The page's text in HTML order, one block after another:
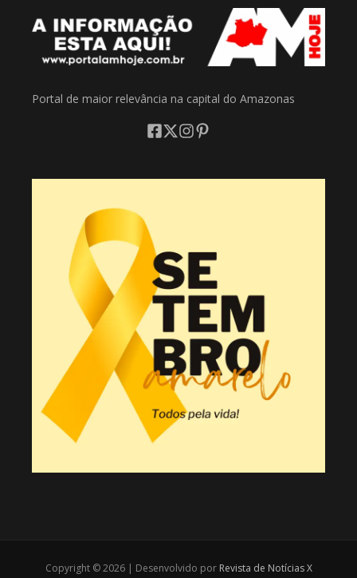
Portal de maior relevância na capital do Amazonas
Copyright © 2026 | Desenvolvido por Revista de Notícias X